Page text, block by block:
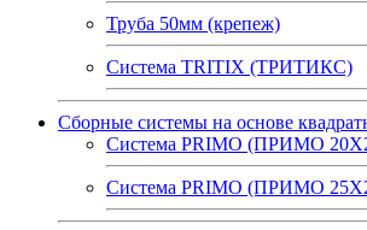
Труба 50мм (крепеж)
Система TRITIX (ТРИТИКС)
Сборные системы на основе
Система PRIMO (ПРИМО
Система PRIMO (ПРИМО